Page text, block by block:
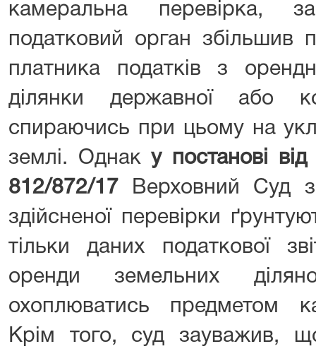
камеральна перевірка,
податковий орган збільшив
платника податків з
ділянки державної або
спираючись при цьому на
землі. Однаку постанові
812/872/17
Верховний Суд
здійсненої перевірки
тільки даних податкової
оренди земельних
охоплюватись предметом
Крім того, суд зауважив, що